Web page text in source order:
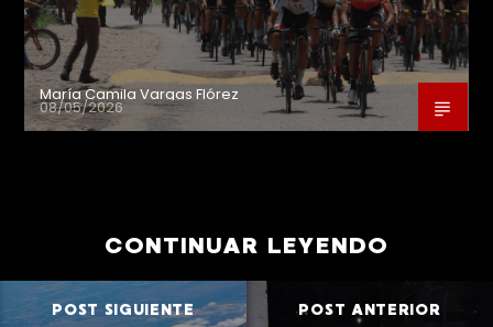
María Camila Vargas Flórez
08/05/2026
CONTINUAR LEYENDO
POST SIGUIENTE POST ANTERIOR